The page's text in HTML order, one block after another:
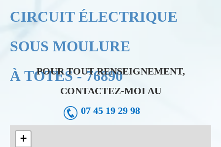
Communication
CIRCUIT ÉLECTRIQUE
SOUS MOULURE
À TOTES - 76890
POUR TOUT RENSEIGNEMENT,
CONTACTEZ-MOI AU
07 45 19 29 98
+